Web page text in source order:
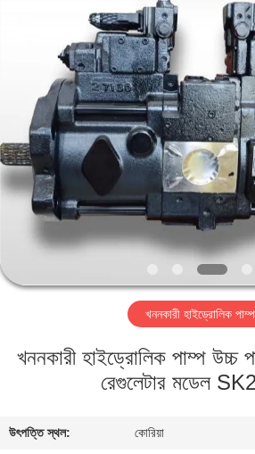
পণ্য
আমাদের
সম্পর্কে
কারখানা
খননকারী হাইড্রোলিক পাম্প
খননকারী হাইড্রোলিক পাম্প উচ্চ
রেগুলেটার মডেল
উৎপত্তি স্থল: কোরিয়া